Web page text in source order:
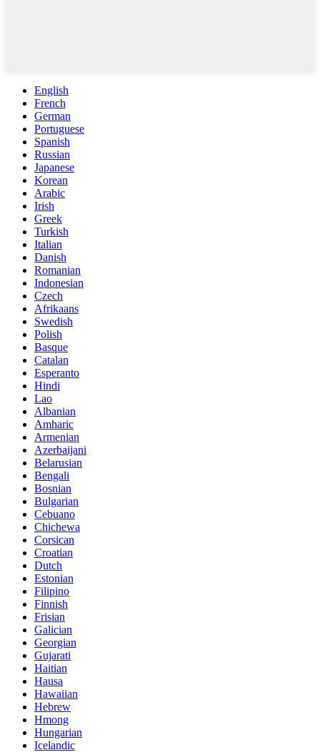
English
French
German
Portuguese
Spanish
Russian
Japanese
Korean
Arabic
Irish
Greek
Turkish
Italian
Danish
Romanian
Indonesian
Czech
Afrikaans
Swedish
Polish
Basque
Catalan
Esperanto
Hindi
Lao
Albanian
Amharic
Armenian
Azerbaijani
Belarusian
Bengali
Bosnian
Bulgarian
Cebuano
Chichewa
Corsican
Croatian
Dutch
Estonian
Filipino
Finnish
Frisian
Galician
Georgian
Gujarati
Haitian
Hausa
Hawaiian
Hebrew
Hmong
Hungarian
Icelandic